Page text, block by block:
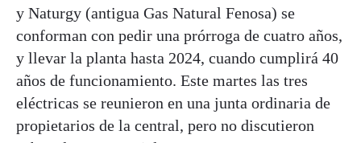
y Naturgy (antigua Gas Natural Fenosa) se
conforman con pedir una prórroga de cuatro años,
y llevar la planta hasta 2024, cuando cumplirá 40
años de funcionamiento. Este martes las tres
eléctricas se reunieron en una junta ordinaria de
propietarios de la central, pero no discutieron